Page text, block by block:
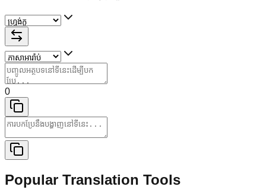
0
Popular Translation Tools